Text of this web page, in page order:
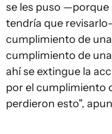
se les puso —porque
tendría que
cumplimiento de
cumplimiento de
ahí se extingue la
por el cumplimiento
perdieron esto",